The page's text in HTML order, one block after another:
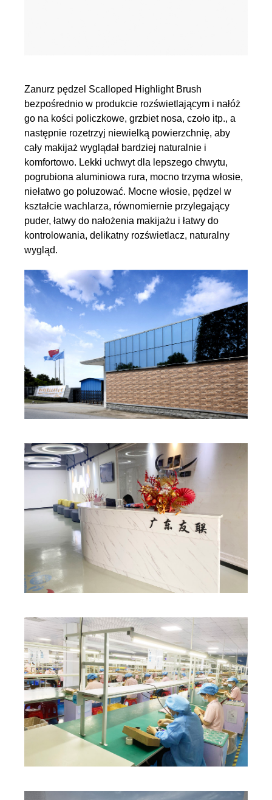
Zanurz pędzel Scalloped Highlight Brush
bezpośrednio w produkcie rozświetlającym i nałóż
go na kości policzkowe, grzbiet nosa, czoło itp., a
następnie rozetrzyj niewielką powierzchnię, aby
cały makijaż wyglądał bardziej naturalnie i
komfortowo. Lekki uchwyt dla lepszego chwytu,
pogrubiona aluminiowa rura, mocno trzyma włosie,
niełatwo go poluzować. Mocne włosie, pędzel w
kształcie wachlarza, równomiernie przylegający
puder, łatwy do nałożenia makijażu i łatwy do
kontrolowania, delikatny rozświetlacz, naturalny
wygląd.